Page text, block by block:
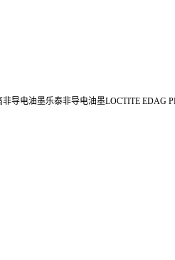
导电油墨乐泰非导电油墨LOCTITE EDAG